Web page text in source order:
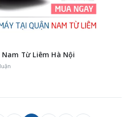
Từ Liêm Hà Nội